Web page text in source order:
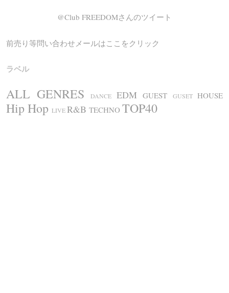
@Club FREEDOMさんのツイート
前売り等問い合わせメールはここをクリック
ラベル
ALL GENRES DANCE EDM GUEST GUSET HOUSE
Hip Hop LIVER&B TECHNO TOP40